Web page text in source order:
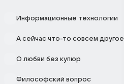
Информационные технологии
А сейчас что-то совсем другое
О любви без купюр
Философский вопрос